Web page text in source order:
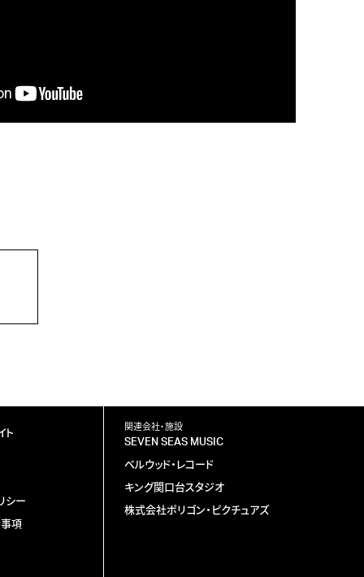
ト
シー
項
関連会社・施設
SEVEN SEAS MUSIC
ベルウッド・レコード
キング関口台スタジオ
株式会社ポリゴン・ピクチュアズ